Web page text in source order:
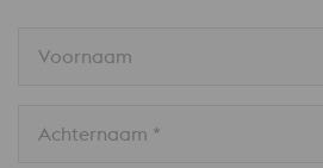
Voornaam
Achternaam *